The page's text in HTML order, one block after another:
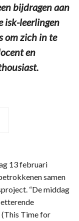
bijdragen aan
isk-leerlingen
om zich in te
en
13 februari
samen
“De middag
(This Time for